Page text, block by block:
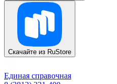
Скачайте из RuStore
Единая справочная